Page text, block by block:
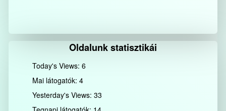
Oldalunk statisztikái
Today's Views:6
Mai látogatók:4
Yesterday's Views:33